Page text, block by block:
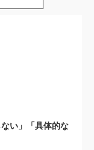
い」「具体的な